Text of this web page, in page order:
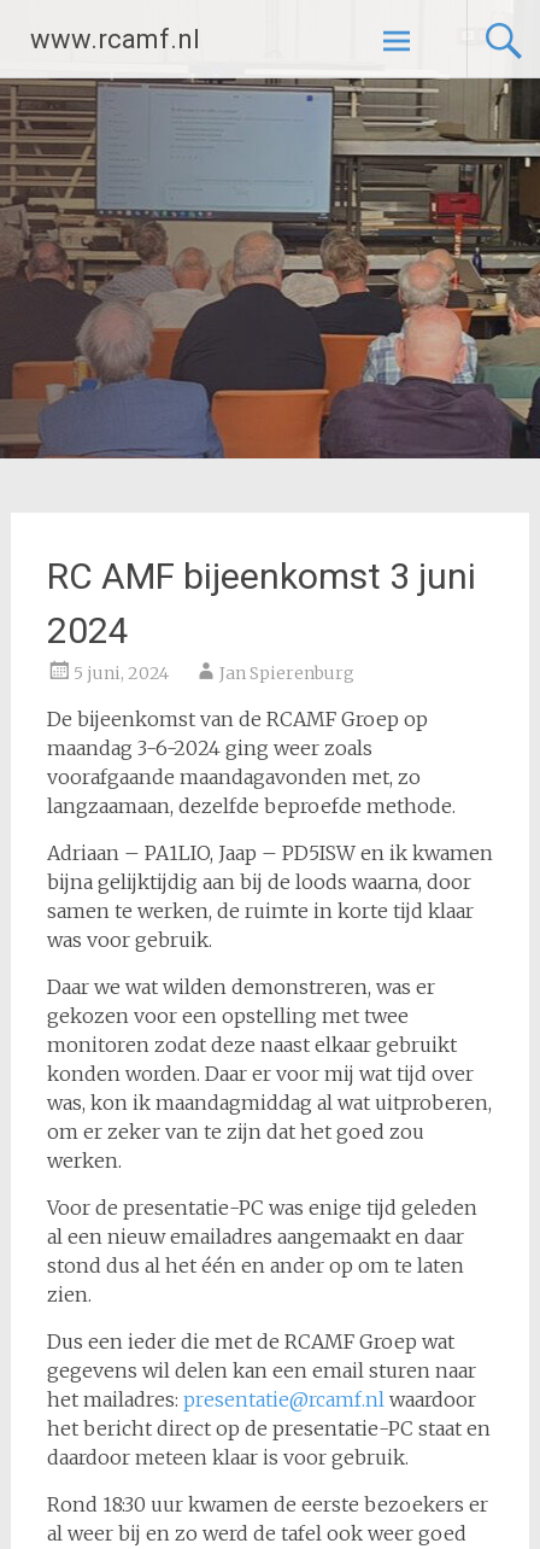
naar
de
inhoud
www.rcamf.nl
RC AMF bijeenkomst 3 juni
2024
5 juni, 2024 Jan Spierenburg
De bijeenkomst van de RCAMF Groep op
maandag 3-6-2024 ging weer zoals
voorafgaande maandagavonden met, zo
langzaamaan, dezelfde beproefde methode.
Adriaan – PA1LIO, Jaap – PD5ISW en ik kwamen
bijna gelijktijdig aan bij de loods waarna, door
samen te werken, de ruimte in korte tijd klaar
was voor gebruik.
Daar we wat wilden demonstreren, was er
gekozen voor een opstelling met twee
monitoren zodat deze naast elkaar gebruikt
konden worden. Daar er voor mij wat tijd over
was, kon ik maandagmiddag al wat uitproberen,
om er zeker van te zijn dat het goed zou
werken.
Voor de presentatie-PC was enige tijd geleden
al een nieuw emailadres aangemaakt en daar
stond dus al het één en ander op om te laten
zien.
Dus een ieder die met de RCAMF Groep wat
gegevens wil delen kan een email sturen naar
het mailadres: presentatie@rcamf.nlwaardoor
het bericht direct op de presentatie-PC staat en
daardoor meteen klaar is voor gebruik.
Rond 18:30 uur kwamen de eerste bezoekers er
al weer bij en zo werd de tafel ook weer goed